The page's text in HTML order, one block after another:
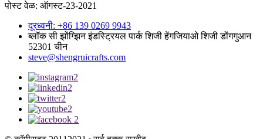
पोस्ट वेळ: ऑगस्ट-23-2021
दूरध्वनी: +86 139 0269 9943
ब्लॉक सी झोंग्झिन इंडस्ट्रियल पार्क शिजी हेंगजियाओ शिजी डोंगगुआन
52301 चीन
steve@shengruicrafts.com